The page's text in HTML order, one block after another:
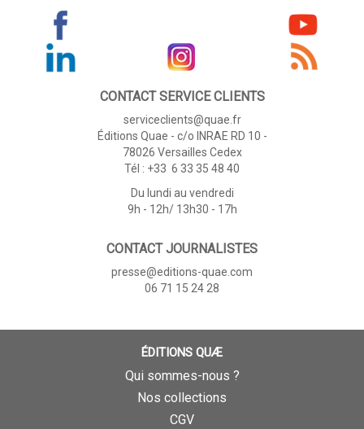
CONTACT SERVICE CLIENTS
serviceclients@quae.fr
Éditions Quae - c/o INRAE RD 10 -
78026 Versailles Cedex
Tél : +33 6 33 35 48 40
Du lundi au vendredi
9h - 12h/ 13h30 - 17h
CONTACT JOURNALISTES
presse@editions-quae.com
06 71 15 24 28
ÉDITIONS QUÆ
Qui sommes-nous ?
Nos collections
CGV